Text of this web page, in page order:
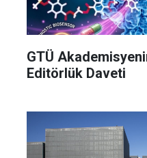
GTÜ
Editörlük Daveti